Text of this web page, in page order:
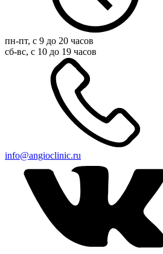
пн-пт, с 9 до 20 часов
сб-вс, с 10 до 19 часов
info@angioclinic.ru